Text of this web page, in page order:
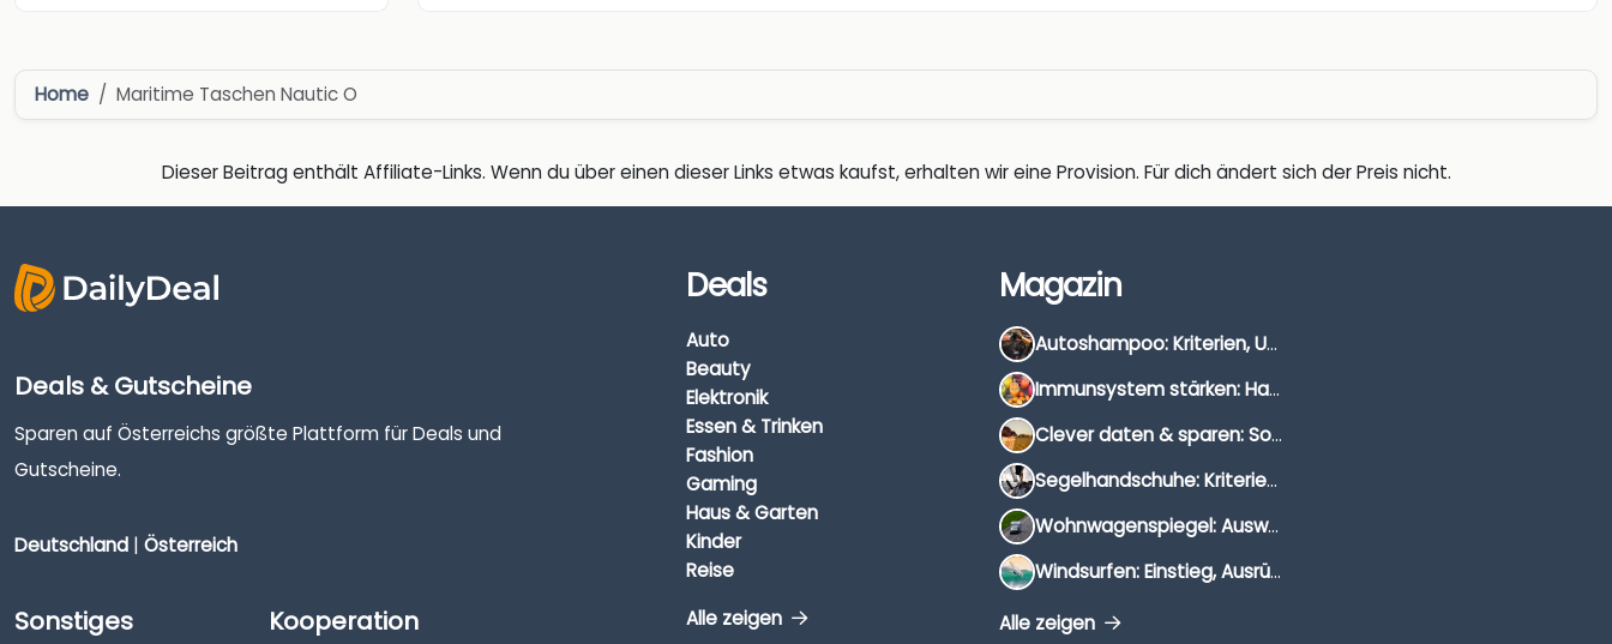
Home Maritime Taschen Nautic O
Dieser Beitrag enthält Affiliate-Links. Wenn du über einen dieser Links etwas kaufst, erhalten wir eine Provision. Für dich ändert sich der Preis nicht.
Deals & Gutscheine
Sparen auf Österreichs größte Plattform für Deals und
Gutscheine.
Deutschland | Österreich
Sonstiges Kooperation
Deals
Auto
Beauty
Elektronik
Essen & Trinken
Fashion
Gaming
Haus & Garten
Kinder
Reise
Alle zeigen
Magazin
Autoshampoo: Kriterien, Unterschiede & Anwendung
Immunsystem stärken: Hausmittel, Vitamine & Wissenswertes
Clever daten & sparen: So findest du die besten Deals für Dates und Unternehmungen
Segelhandschuhe: Kriterien, Materialien & Tipps
Wohnwagenspiegel: Auswahl, Preise & Montage
Windsurfen: Einstieg, Ausrüstung & Tipps
Alle zeigen